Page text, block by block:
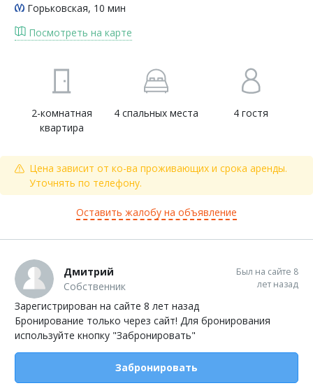
Горьковская, 10 мин
Посмотреть на карте
2-комнатная
квартира
4 спальных места 4 гостя
Цена зависит от ко-ва проживающих и срока аренды.
Уточнять по телефону.
Оставить жалобу на объявление
Дмитрий
Собственник
Был на сайте 8
лет назад
Зарегистрирован на сайте 8 лет назад
Бронирование только через сайт! Для бронирования
используйте кнопку "Забронировать"
Забронировать